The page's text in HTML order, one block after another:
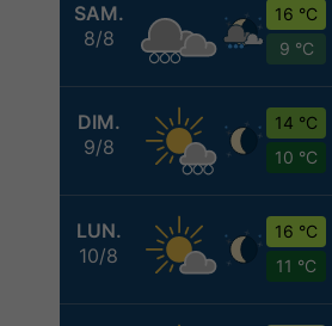
SAM.
8/8
16 °C
9 °C
DIM.
9/8
14 °C
10 °C
LUN.
10/8
16 °C
11 °C